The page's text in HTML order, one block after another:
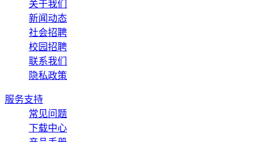
关于我们
新闻动态
社会招聘
校园招聘
联系我们
隐私政策
服务支持
常见问题
下载中心